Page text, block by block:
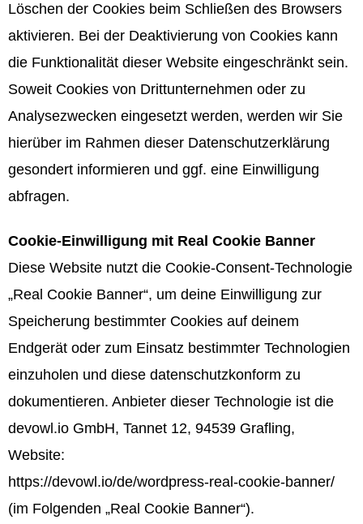
Löschen der Cookies beim Schließen des Browsers
aktivieren. Bei der Deaktivierung von Cookies kann
die Funktionalität dieser Website eingeschränkt sein.
Soweit Cookies von Drittunternehmen oder zu
Analysezwecken eingesetzt werden, werden wir Sie
hierüber im Rahmen dieser Datenschutzerklärung
gesondert informieren und ggf. eine Einwilligung
abfragen.
Cookie-Einwilligung mit Real Cookie Banner
Diese Website nutzt die Cookie-Consent-Technologie
„Real Cookie Banner“, um deine Einwilligung zur
Speicherung bestimmter Cookies auf deinem
Endgerät oder zum Einsatz bestimmter Technologien
einzuholen und diese datenschutzkonform zu
dokumentieren. Anbieter dieser Technologie ist die
devowl.io GmbH, Tannet 12, 94539 Grafling,
Website:
https://devowl.io/de/wordpress-real-cookie-banner/
(im Folgenden „Real Cookie Banner“).